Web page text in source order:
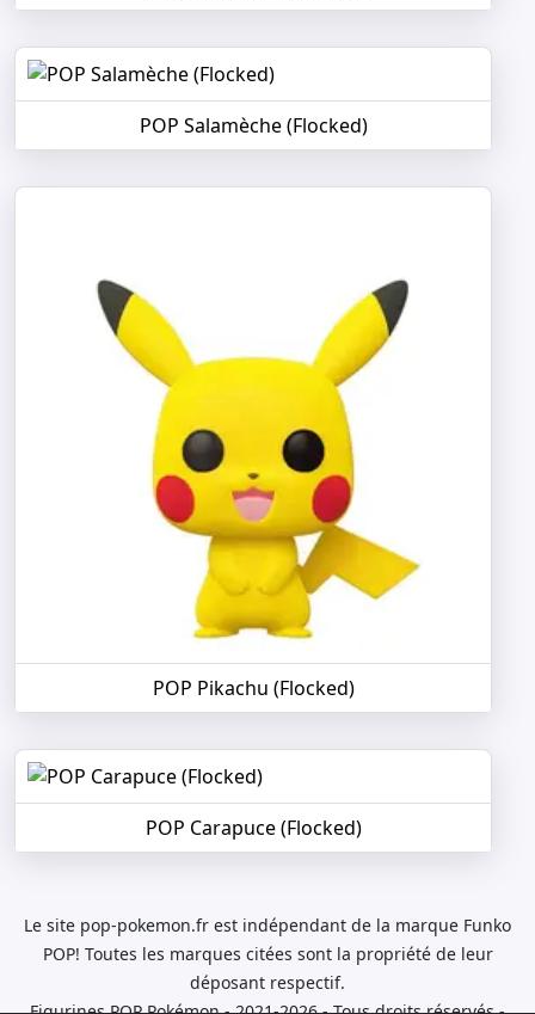
POP Salamèche (Flocked)
POP Pikachu (Flocked)
POP Carapuce (Flocked)
Le site pop-pokemon.fr est indépendant de la marque Funko
POP! Toutes les marques citées sont la propriété de leur
déposant respectif.